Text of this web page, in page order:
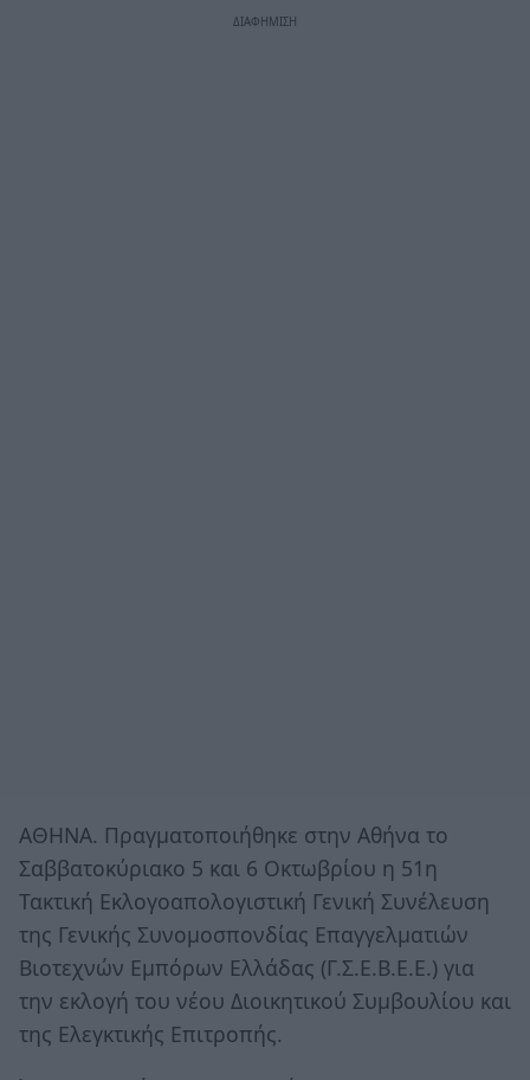
ΑΘΗΝΑ. Πραγματοποιήθηκε στην Αθήνα το
Σαββατοκύριακο 5 και 6 Οκτωβρίου η 51η
Τακτική Εκλογοαπολογιστική Γενική Συνέλευση
της Γενικής Συνομοσπονδίας Επαγγελματιών
Βιοτεχνών Εμπόρων Ελλάδας (Γ.Σ.Ε.Β.Ε.Ε.) για
την εκλογή του νέου Διοικητικού Συμβουλίου και
της Ελεγκτικής Επιτροπής.